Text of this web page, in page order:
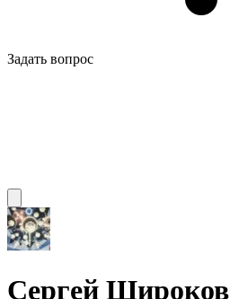
Задать вопрос
Сергей Широков